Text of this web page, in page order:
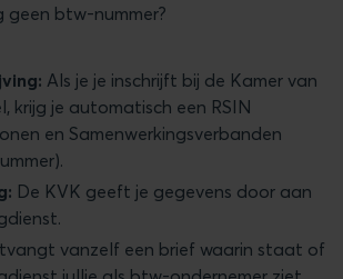
geen btw-nummer?
Als je je inschrijft bij de Kamer van
krijg je automatisch een RSIN
en Samenwerkingsverbanden
De KVK geeft je gegevens door aan
vanzelf een brief waarin staat of